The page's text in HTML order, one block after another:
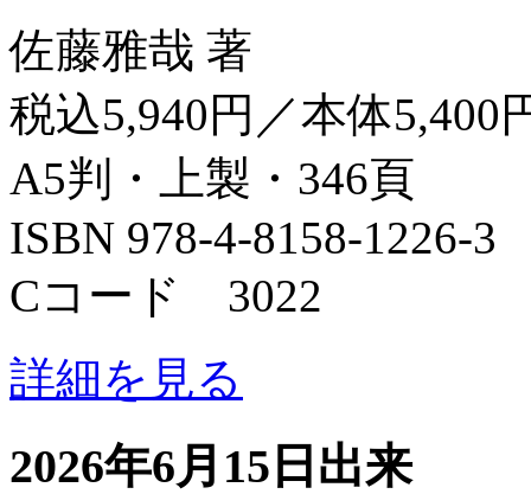
佐藤雅哉 著
税込5,940円／本体5,400
A5判・上製・346頁
ISBN 978-4-8158-1226-3
Cコード 3022
詳細を見る
2026年6月15日出来